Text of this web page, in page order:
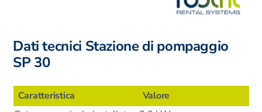
Dati tecnici Stazione di pompaggio
SP 30
Caratteristica
Valore